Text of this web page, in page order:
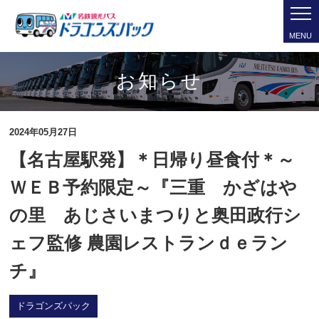
MENU
お知らせ
2024年05月27日
【名古屋駅発】＊日帰り昼食付＊～
ＷＥＢ予約限定～『三重 かざはや
の里 あじさいまつりと奥田政行シ
ェフ監修 農園レストランｄｅラン
チ』
ドラゴンズパック